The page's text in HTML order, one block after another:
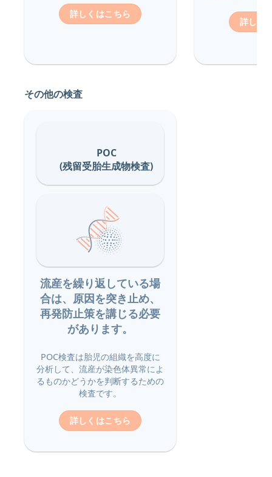
詳しくはこちら
詳しく
その他の検査
POC
(残留受胎生成物検査)
流産を繰り返している場
合は、原因を突き止め、
再発防止策を講じる必要
があります。
POC検査は胎児の組織を高度に
分析して、流産が染色体異常によ
るものかどうかを判断するための
検査です。
詳しくはこちら